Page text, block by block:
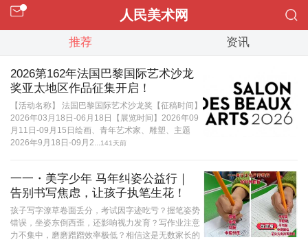
人民美术网
推荐 资讯
2026第162年法国巴黎国际艺术沙龙
奖亚太地区作品征集开启！
【活动名称】 法国巴黎国际艺术沙龙奖【征稿时间】
2026年03月18日-06月18日【展览时间】2026年09
月11日-09月15日绘画、青年艺术家、雕塑、主题
2026年9月18日-09月2...141天前
一一・美字少年 马年纠姿公益行｜
告别书写焦虑，让孩子执笔生花！
孩子写字潦草卷面丢分，考试因字迹吃亏？握笔姿势
错误，坐姿东倒西歪，还影响视力发育？写作业注意
力不集中，磨磨蹭蹭效率极低？相信这是无数家长的